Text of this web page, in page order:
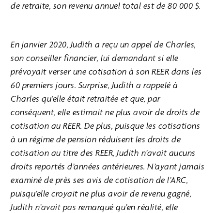
de retraite, son revenu annuel total est de 80 000 $.
En janvier 2020, Judith a reçu un appel de Charles,
son conseiller financier, lui demandant si elle
prévoyait verser une cotisation à son REER dans les
60 premiers jours. Surprise, Judith a rappelé à
Charles qu’elle était retraitée et que, par
conséquent, elle estimait ne plus avoir de droits de
cotisation au REER. De plus, puisque les cotisations
à un régime de pension réduisent les droits de
cotisation au titre des REER, Judith n’avait aucuns
droits reportés d’années antérieures. N’ayant jamais
examiné de près ses avis de cotisation de l’ARC,
puisqu’elle croyait ne plus avoir de revenu gagné,
Judith n’avait pas remarqué qu’en réalité, elle